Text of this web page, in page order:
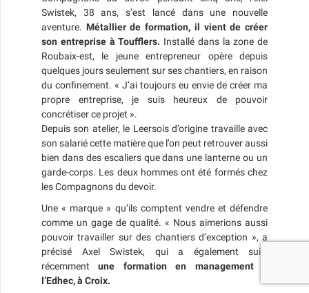
Swistek, 38 ans, s’est lancé dans une nouvelle
aventure. Métallier de formation, il vient de créer
son entreprise à Toufflers. Installé dans la zone de
Roubaix-est, le jeune entrepreneur opère depuis
quelques jours seulement sur ses chantiers, en raison
du confinement. « J’ai toujours eu envie de créer ma
propre entreprise, je suis heureux de pouvoir
concrétiser ce projet ».
Depuis son atelier, le Leersois d’origine travaille avec
son salarié cette matière que l’on peut retrouver aussi
bien dans des escaliers que dans une lanterne ou un
garde-corps. Les deux hommes ont été formés chez
les Compagnons du devoir.
Une « marque » qu’ils comptent vendre et défendre
comme un gage de qualité. « Nous aimerions aussi
pouvoir travailler sur des chantiers d’exception », a
précisé Axel Swistek, qui a également suivi
récemmentune formation en management à
l’Edhec, à Croix.